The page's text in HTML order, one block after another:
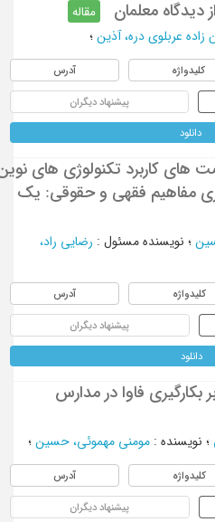
دیدگاه معلمان
مقاله
زاده عربلوی دره، آذین؛
کلیدواژه آدرس
پیشنهاد دیگران
دانلود
شناسایی چالش ‎ها و فرصت ‎های کاربرد تکنولوژی‌ های نوین
یادگیری مفاهیم فقهی و حقوقی: یک
؛ نویسنده مسئول : رضایی راد،
کلیدواژه آدرس
پیشنهاد دیگران
دانلود
فاوا در مدارس
؛ نویسنده: مومنی مهموئی، حسین؛
کلیدواژه آدرس
پیشنهاد دیگران